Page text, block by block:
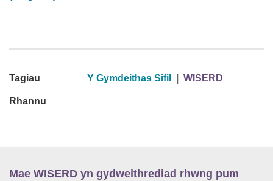
Tagiau Y Gymdeithas Sifil WISERD
Rhannu
Mae WISERD yn gydweithrediad rhwng pum